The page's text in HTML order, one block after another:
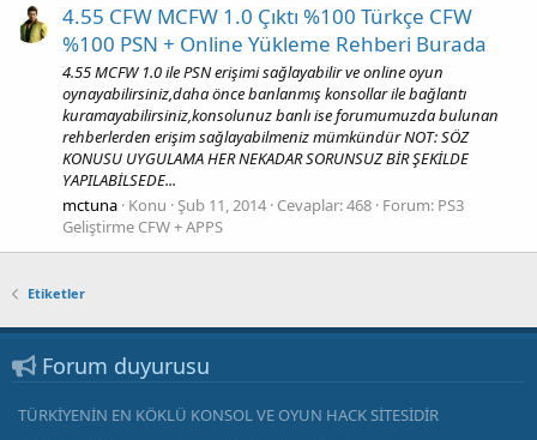
4.55 CFW MCFW 1.0 Çıktı %100 Türkçe CFW
%100 PSN + Online Yükleme Rehberi Burada
4.55 MCFW 1.0 ile PSN erişimi sağlayabilir ve online oyun
oynayabilirsiniz,daha önce banlanmış konsollar ile bağlantı
kuramayabilirsiniz,konsolunuz banlı ise forumumuzda bulunan
rehberlerden erişim sağlayabilmeniz mümkündür NOT: SÖZ
KONUSU UYGULAMA HER NEKADAR SORUNSUZ BİR ŞEKİLDE
YAPILABİLSEDE...
mctuna Konu Şub 11, 2014 Cevaplar: 468 Forum: PS3
Geliştirme CFW + APPS
Etiketler
Forum duyurusu
TÜRKİYENİN EN KÖKLÜ KONSOL VE OYUN HACK SİTESİDİR